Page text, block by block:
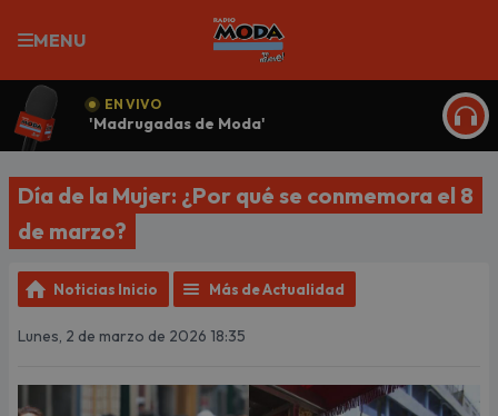
MENU
EN VIVO
'Madrugadas de Moda'
Día de la Mujer: ¿Por qué se conmemora el 8
de marzo?
Noticias Inicio Más de Actualidad
Lunes, 2 de marzo de 2026 18:35